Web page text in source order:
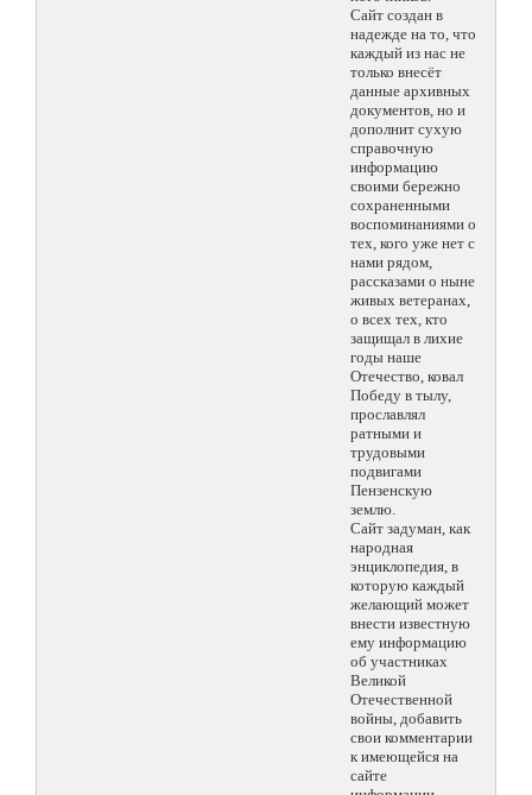
Сайт создан в
надежде на то, что
каждый из нас не
только внесёт
данные архивных
документов, но и
дополнит сухую
справочную
информацию
своими бережно
сохраненными
воспоминаниями о
тех, кого уже нет с
нами рядом,
рассказами о ныне
живых ветеранах,
о всех тех, кто
защищал в лихие
годы наше
Отечество, ковал
Победу в тылу,
прославлял
ратными и
трудовыми
подвигами
Пензенскую
землю.
Сайт задуман, как
народная
энциклопедия, в
которую каждый
желающий может
внести известную
ему информацию
об участниках
Великой
Отечественной
войны, добавить
свои комментарии
к имеющейся на
сайте